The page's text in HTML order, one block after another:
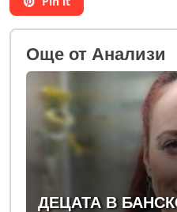
Oще от Анализи
ДЕЦАТА В